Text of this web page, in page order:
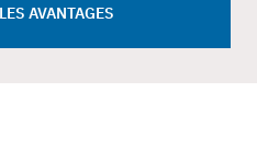
AVANTAGES